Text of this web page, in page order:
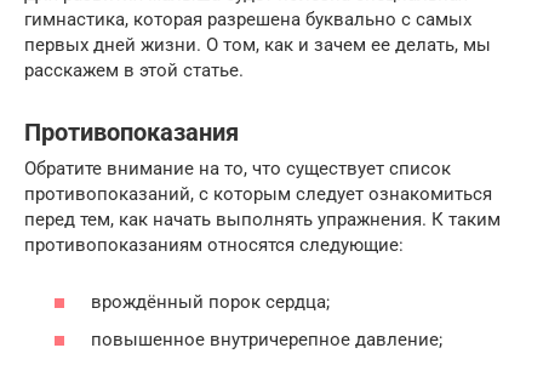
гимнастика, которая разрешена буквально с самых
первых дней жизни. О том, как и зачем ее делать, мы
расскажем в этой статье.
Противопоказания
Обратите внимание на то, что существует список
противопоказаний, с которым следует ознакомиться
перед тем, как начать выполнять упражнения. К таким
противопоказаниям относятся следующие:
врождённый порок сердца;
повышенное внутричерепное давление;